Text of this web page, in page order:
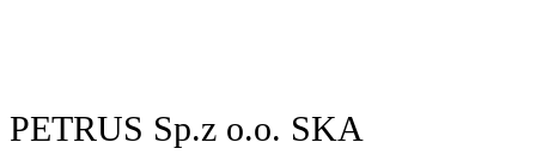
PETRUS Sp.z o.o. SKA